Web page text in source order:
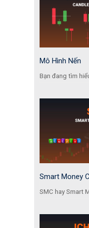
Mô Hình Nến
Bạn đang tìm
Smart Money
SMC hay Smart